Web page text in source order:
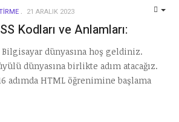
21 ARALIK 2023
Kodları ve Anlamları:
dünyasına hoş geldiniz.
dünyasına birlikte adım atacağız.
adımda HTML öğrenimine başlama